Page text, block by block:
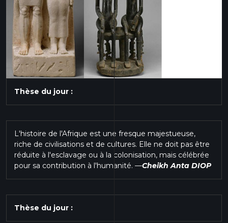
Thèse du jour :
L'histoire de l'Afrique est une fresque majestueuse,
riche de civilisations et de cultures. Elle ne doit pas être
réduite à l'esclavage ou à la colonisation, mais célébrée
pour sa contribution à l'humanité. —Cheikh Anta DIOP
Thèse du jour :